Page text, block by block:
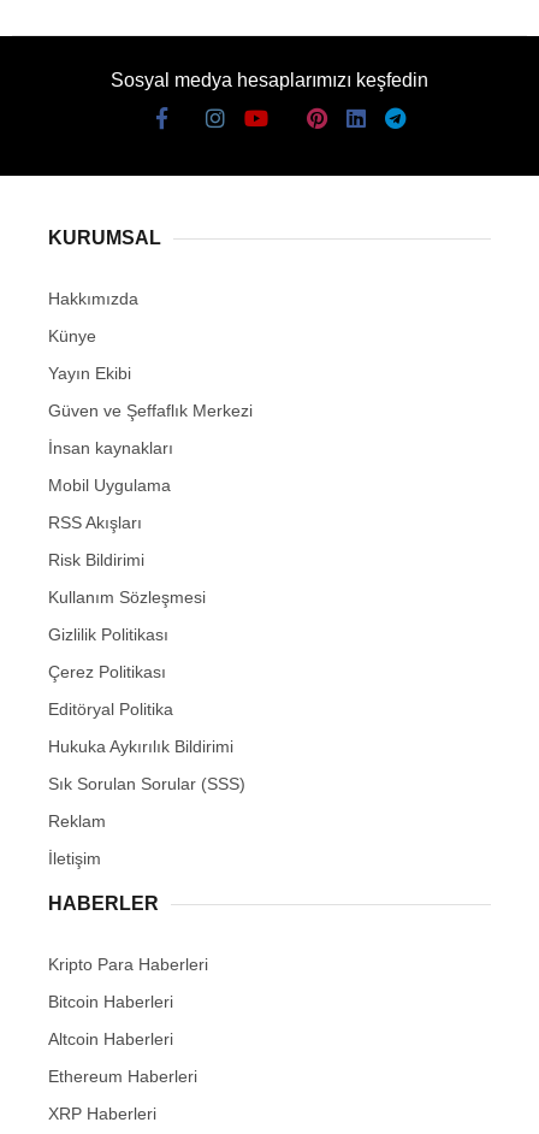
Sosyal medya hesaplarımızı keşfedin
KURUMSAL
Hakkımızda
Künye
Yayın Ekibi
Güven ve Şeffaflık Merkezi
İnsan kaynakları
Mobil Uygulama
RSS Akışları
Risk Bildirimi
Kullanım Sözleşmesi
Gizlilik Politikası
Çerez Politikası
Editöryal Politika
Hukuka Aykırılık Bildirimi
Sık Sorulan Sorular (SSS)
Reklam
İletişim
HABERLER
Kripto Para Haberleri
Bitcoin Haberleri
Altcoin Haberleri
Ethereum Haberleri
XRP Haberleri